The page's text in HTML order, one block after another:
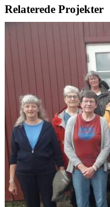
Facebook
X
LinkedIn
E-
Relaterede Projekter